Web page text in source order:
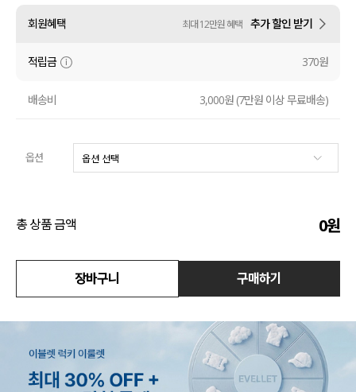
셔츠
원피스
니트
회원혜택 최대 12만원 혜택 추가 할인 받기
적립금 370원
배송비 3,000원 (7만원 이상 무료배송)
옵션
총 상품 금액 0원
장바구니 구매하기